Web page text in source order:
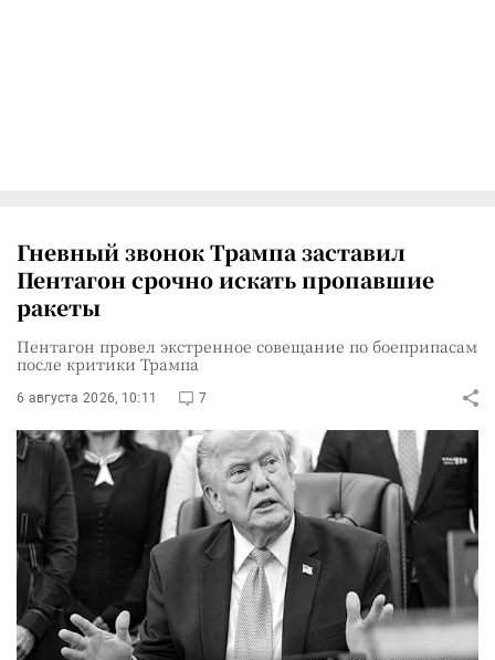
Гневный звонок Трампа заставил
Пентагон срочно искать пропавшие
ракеты
Пентагон провел экстренное совещание по боеприпасам
после критики Трампа
6 августа 2026, 10:11 7